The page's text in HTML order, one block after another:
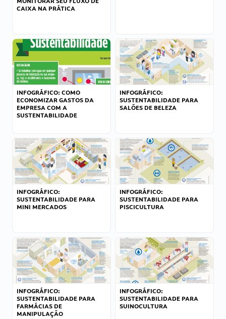
CAIXA NA PRÁTICA
INFOGRÁFICO: COMO
ECONOMIZAR GASTOS DA
EMPRESA COM A
SUSTENTABILIDADE
INFOGRÁFICO:
SUSTENTABILIDADE PARA
SALÕES DE BELEZA
INFOGRÁFICO:
SUSTENTABILIDADE PARA
MINI MERCADOS
INFOGRÁFICO:
SUSTENTABILIDADE PARA
PISCICULTURA
INFOGRÁFICO:
SUSTENTABILIDADE PARA
FARMÁCIAS DE
MANIPULAÇÃO
INFOGRÁFICO:
SUSTENTABILIDADE PARA
SUINOCULTURA